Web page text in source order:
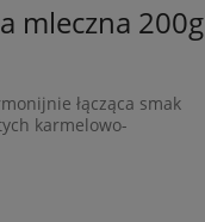
mleczna 200g
łącząca smak
karmelowo-